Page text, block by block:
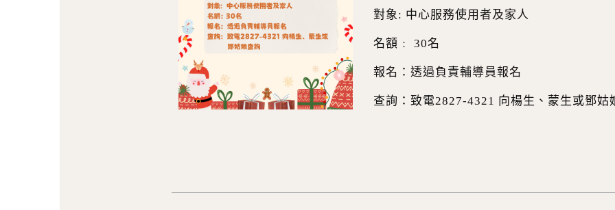
對象: 中心服務使用者及家人
名額﹕ 30名
報名：透過負責輔導員報名
查詢：致電2827-4321 向楊生、蒙生或鄧姑